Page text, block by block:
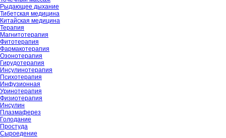
Рыдающее дыхание
Тибетская медицина
Китайская медицина
Терапия
Магнитотерапия
Фитотерапия
Фармакотерапия
Озонотерапия
Гирудотерапия
Инсулинотерапия
Психотерапия
Инфузионная
Уринотерапия
Физиотерапия
Инсулин
Плазмаферез
Голодание
Простуда
Сыроедение